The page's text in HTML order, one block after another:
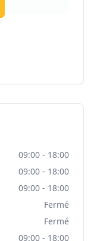
09:00 - 18:00
09:00 - 18:00
09:00 - 18:00
Fermé
Fermé
09:00 - 18:00